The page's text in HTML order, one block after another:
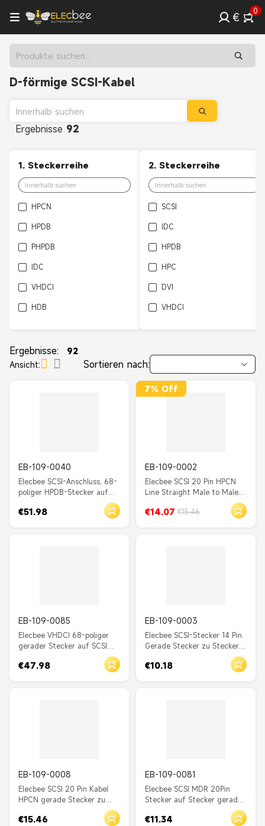
€ 0
D-förmige SCSI-Kabel
Ergebnisse 92
1. Steckerreihe
HPCN
HPDB
PHPDB
IDC
VHDCI
HDB
MDR
DB
2. Steckerreihe
SCSI
IDC
HPDB
HPC
DVI
VHDCI
SCSI-3
USB 2.0
Ergebnisse:
92
Ansicht:
Sortieren nach:
EB-109-0040
Elecbee SCSI-Anschluss, 68-
poliger HPDB-Stecker auf
HPDB 68-poliger Stecker,
vor Ort konfektionierbares
€51.98
7% Off
EB-109-0002
Elecbee SCSI 20 Pin HPCN
Line Straight Male to Male
€14.07 €15.46
EB-109-0085
Elecbee VHDCI 68-poliger
gerader Stecker auf SCSI
Schraubverschlüsse, mit
€47.98
EB-109-0003
Elecbee SCSI-Stecker 14 Pin
Gerade Stecker zu Stecker
Latch-Sperre Doppel-Ended-
Kabel 1M
€10.18
EB-109-0008
Elecbee SCSI 20 Pin Kabel
HPCN gerade Stecker zu
Stecker Schraubverschluss
für Kabel 1M
€15.46
EB-109-0081
Elecbee SCSI MDR 20Pin
Stecker auf Stecker gerader
Schnappstecker mit Kabel
3M
€11.34